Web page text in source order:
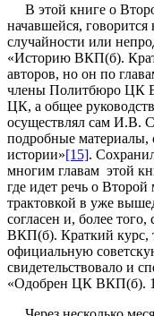
В этой книге о
начавшейся, говорится
случайности или
«Историю ВКП(б).
авторов, но он по
члены Политбюро ЦК
ЦК, а общее
осуществлял сам И.В.
подробные
истории»[15].
многим главам этой
где идет речь о
трактовкой в уже
согласен и, более
ВКП(б). Краткий курс,
официальную
свидетельствовало и
«Одобрен ЦК ВКП(б).